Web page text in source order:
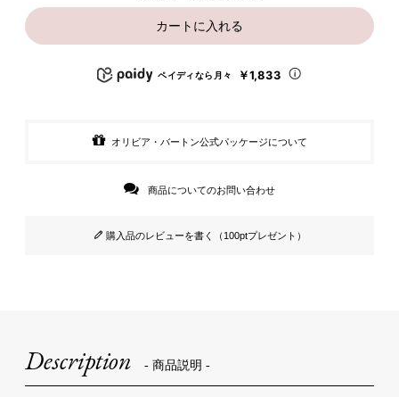
カートに入れる
ペイディなら月々 ￥1,833
オリビア・バートン公式パッケージについて
商品についてのお問い合わせ
購入品のレビューを書く（100ptプレゼント）
Description - 商品説明 -